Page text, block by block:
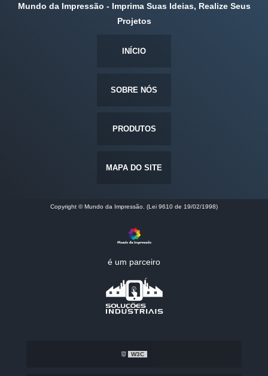
Mundo da Impressão - Imprima Suas Ideias, Realize Seus
Projetos
INÍCIO
SOBRE NÓS
PRODUTOS
MAPA DO SITE
Copyright © Mundo da Impressão. (Lei 9610 de 19/02/1998)
é um parceiro
W3C